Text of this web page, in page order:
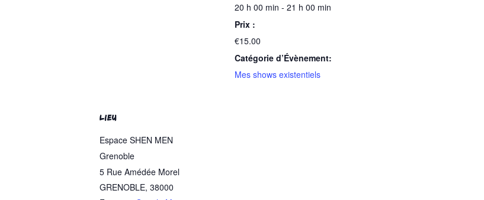
20 h 00 min - 21 h 00 min
Prix :
€15.00
Catégorie d’Évènement:
Mes shows existentiels
LIEU
Espace SHEN MEN
Grenoble
5 Rue Amédée Morel
GRENOBLE, 38000